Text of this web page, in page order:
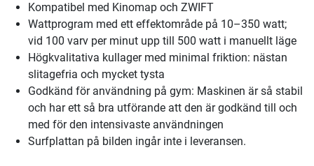
Kompatibel med Kinomap och ZWIFT
Wattprogram med ett effektområde på 10–350 watt;
vid 100 varv per minut upp till 500 watt i manuellt läge
Högkvalitativa kullager med minimal friktion: nästan
slitagefria och mycket tysta
Godkänd för användning på gym: Maskinen är så stabil
och har ett så bra utförande att den är godkänd till och
med för den intensivaste användningen
Surfplattan på bilden ingår inte i leveransen.